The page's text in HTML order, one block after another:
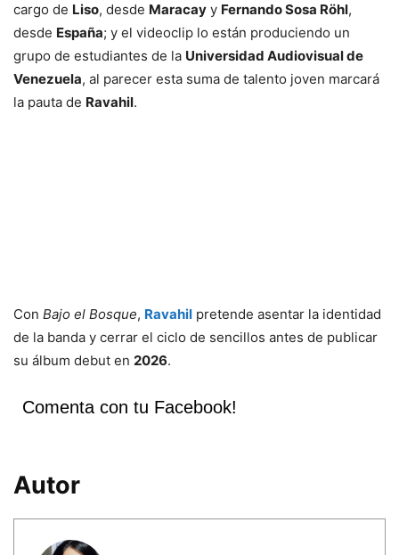
cargo de Liso, desde Maracay y Fernando Sosa Röhl,
desde España; y el videoclip lo están produciendo un
grupo de estudiantes de la Universidad Audiovisual de
Venezuela, al parecer esta suma de talento joven marcará
la pauta de Ravahil.
Con Bajo el Bosque, Ravahil pretende asentar la identidad
de la banda y cerrar el ciclo de sencillos antes de publicar
su álbum debut en 2026.
Comenta con tu Facebook!
Autor